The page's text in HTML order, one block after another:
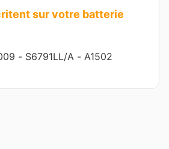
sur votre batterie
- S6791LL/A - A1502